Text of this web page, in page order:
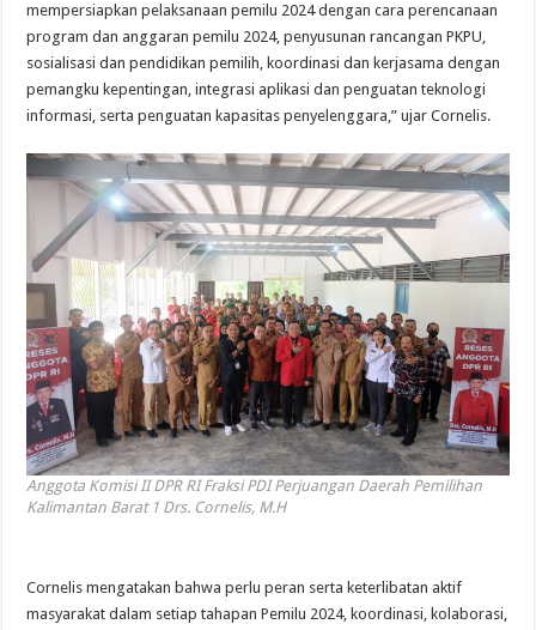
mempersiapkan pelaksanaan pemilu 2024 dengan cara perencanaan
program dan anggaran pemilu 2024, penyusunan rancangan PKPU,
sosialisasi dan pendidikan pemilih, koordinasi dan kerjasama dengan
pemangku kepentingan, integrasi aplikasi dan penguatan teknologi
informasi, serta penguatan kapasitas penyelenggara,” ujar Cornelis.
Anggota Komisi II DPR RI Fraksi PDI Perjuangan Daerah Pemilihan
Kalimantan Barat 1 Drs. Cornelis, M.H
Cornelis mengatakan bahwa perlu peran serta keterlibatan aktif
masyarakat dalam setiap tahapan Pemilu 2024, koordinasi, kolaborasi,